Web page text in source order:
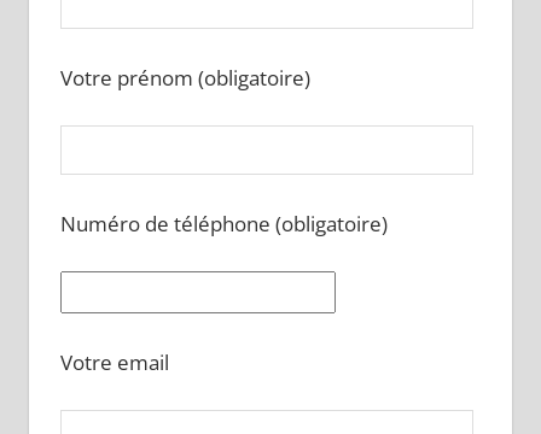
Votre prénom (obligatoire)
Numéro de téléphone (obligatoire)
Votre email